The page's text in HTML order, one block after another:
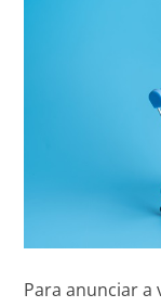
Para anunciar a